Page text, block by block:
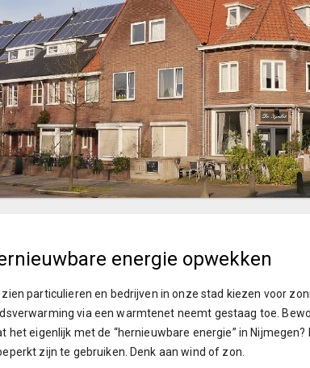
energie opwekken
zien particulieren en bedrijven in onze stad kiezen voor
via een warmtenet neemt gestaag toe.
het eigenlijk met de “hernieuwbare energie” in
zijn te gebruiken. Denk aan wind of zon.